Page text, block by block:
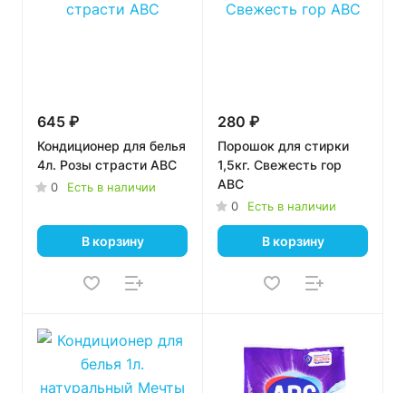
645 ₽
Кондиционер для белья
4л. Розы страсти ABC
0 Есть в наличии
В корзину
280 ₽
Порошок для стирки
1,5кг. Свежесть гор
ABC
0 Есть в наличии
В корзину